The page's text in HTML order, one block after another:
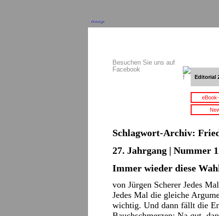
Anzeige
Besuchen Sie uns auf
Facebook
Editorial
Schlagwort-Archiv:
27. Jahrgang | Nummer
Immer wieder diese
von Jürgen Scherer Jedes
Jedes Mal die gleiche
wichtig. Und dann fällt die